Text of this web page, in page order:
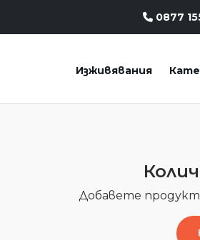
0877
Изживявания
Добавете